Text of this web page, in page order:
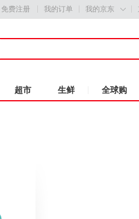
免费注册 我的订单 我的京东 
超市 生鲜 全球购